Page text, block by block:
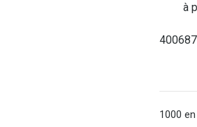
à
1000